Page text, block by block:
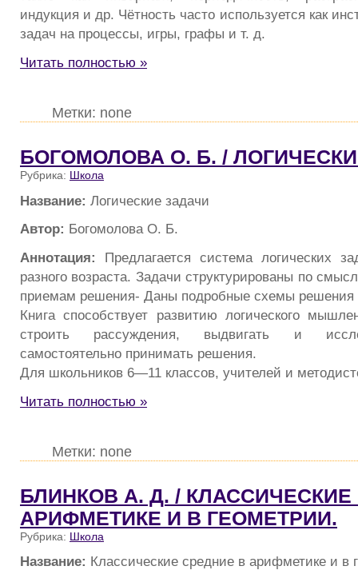
индукция и др. Чётность часто используется как
задач на процессы, игры, графы и т. д.
Читать полностью »
Метки: none
БОГОМОЛОВА О. Б. /
Рубрика: Школа
Название: Логические задачи
Автор: Богомолова О. Б.
Аннотация: Предлагается система логических
разного возраста. Задачи структурированы по
приемам решения- Даны подробные схемы решения
Книга способствует развитию логического
строить рассуждения, выдвигать и
самостоятельно принимать решения.
Для школьников 6—11 классов, учителей и
Читать полностью »
Метки: none
БЛИНКОВ А. Д. /
АРИФМЕТИКЕ И В ГЕОМЕТРИИ.
Рубрика: Школа
Название: Классические средние в арифметике и в